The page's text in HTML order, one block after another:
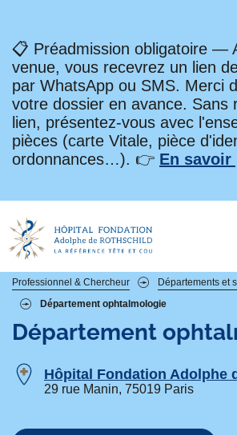
📋 Préadmission obligatoire —
venue, vous recevrez un lien
par WhatsApp ou SMS. Merci
votre dossier en avance. Sans
lien, présentez-vous avec
pièces (carte Vitale, pièce
ordonnances…). 👉 En savoir
Fil
d'Ariane
Professionnel & Chercheur
Départements et
Département ophtalmologie
Département
Hôpital Fondation Adolphe
29 rue Manin, 75019 Paris